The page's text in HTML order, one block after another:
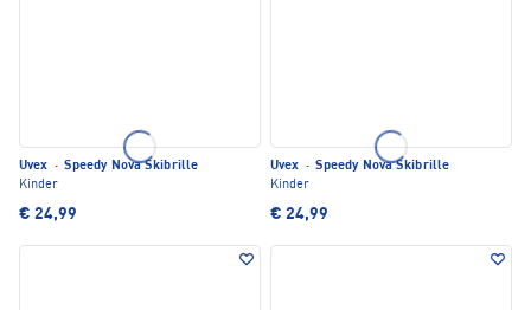
Uvex · Speedy Nova Skibrille
Kinder
€ 24,99
Uvex · Speedy Nova Skibrille
Kinder
€ 24,99